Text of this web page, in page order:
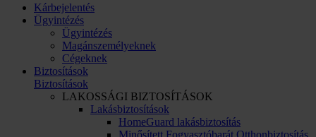
Kárbejelentés
Ügyintézés
Ügyintézés
Magánszemélyeknek
Cégeknek
Biztosítások
Biztosítások
LAKOSSÁGI BIZTOSÍTÁSOK
Lakásbiztosítások
HomeGuard lakásbiztosítás
Minősített Fogyasztóbarát Otthonbiztosítás